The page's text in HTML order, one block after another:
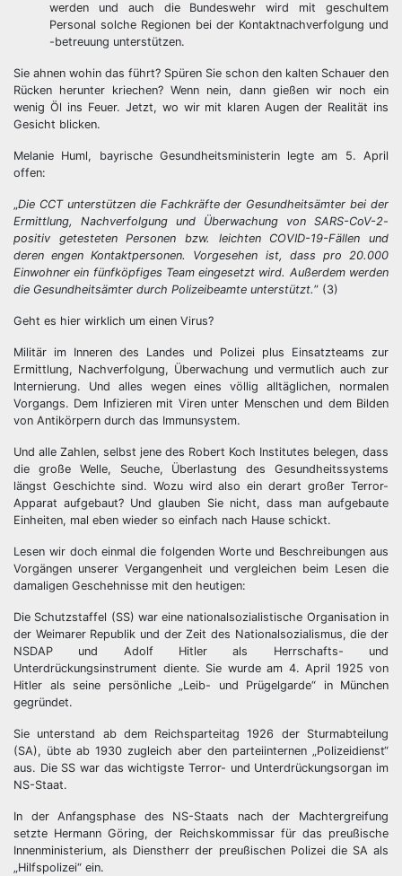
werden und auch die Bundeswehr wird mit geschultem
Personal solche Regionen bei der Kontaktnachverfolgung und
-betreuung unterstützen.
Sie ahnen wohin das führt? Spüren Sie schon den kalten Schauer den
Rücken herunter kriechen? Wenn nein, dann gießen wir noch ein
wenig Öl ins Feuer. Jetzt, wo wir mit klaren Augen der Realität ins
Gesicht blicken.
Melanie Huml, bayrische Gesundheitsministerin legte am 5. April
offen:
„Die CCT unterstützen die Fachkräfte der Gesundheitsämter bei der
Ermittlung, Nachverfolgung und Überwachung von SARS-CoV-2-
positiv getesteten Personen bzw. leichten COVID-19-Fällen und
deren engen Kontaktpersonen. Vorgesehen ist, dass pro 20.000
Einwohner ein fünfköpfiges Team eingesetzt wird. Außerdem werden
die Gesundheitsämter durch Polizeibeamte unterstützt.” (3)
Geht es hier wirklich um einen Virus?
Militär im Inneren des Landes und Polizei plus Einsatzteams zur
Ermittlung, Nachverfolgung, Überwachung und vermutlich auch zur
Internierung. Und alles wegen eines völlig alltäglichen, normalen
Vorgangs. Dem Infizieren mit Viren unter Menschen und dem Bilden
von Antikörpern durch das Immunsystem.
Und alle Zahlen, selbst jene des Robert Koch Institutes belegen, dass
die große Welle, Seuche, Überlastung des Gesundheitssystems
längst Geschichte sind. Wozu wird also ein derart großer Terror-
Apparat aufgebaut? Und glauben Sie nicht, dass man aufgebaute
Einheiten, mal eben wieder so einfach nach Hause schickt.
Lesen wir doch einmal die folgenden Worte und Beschreibungen aus
Vorgängen unserer Vergangenheit und vergleichen beim Lesen die
damaligen Geschehnisse mit den heutigen:
Die Schutzstaffel (SS) war eine nationalsozialistische Organisation in
der Weimarer Republik und der Zeit des Nationalsozialismus, die der
NSDAP und Adolf Hitler als Herrschafts- und
Unterdrückungsinstrument diente. Sie wurde am 4. April 1925 von
Hitler als seine persönliche „Leib- und Prügelgarde“ in München
gegründet.
Sie unterstand ab dem Reichsparteitag 1926 der Sturmabteilung
(SA), übte ab 1930 zugleich aber den parteiinternen „Polizeidienst“
aus. Die SS war das wichtigste Terror- und Unterdrückungsorgan im
NS-Staat.
In der Anfangsphase des NS-Staats nach der Machtergreifung
setzte Hermann Göring, der Reichskommissar für das preußische
Innenministerium, als Dienstherr der preußischen Polizei die SA als
„Hilfspolizei“ ein.